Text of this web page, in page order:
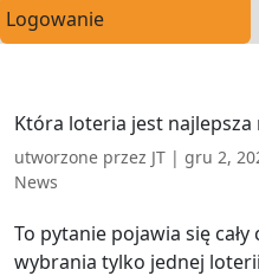
Logowanie
Która loteria jest najlepsza
utworzone przez JT | gru 2,
News
To pytanie pojawia się
wybrania tylko jednej